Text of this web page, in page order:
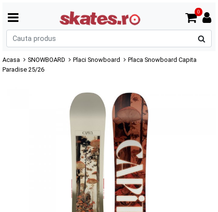
0
Acasa SNOWBOARD Placi Snowboard
Placa Snowboard Capita
Paradise 25/26